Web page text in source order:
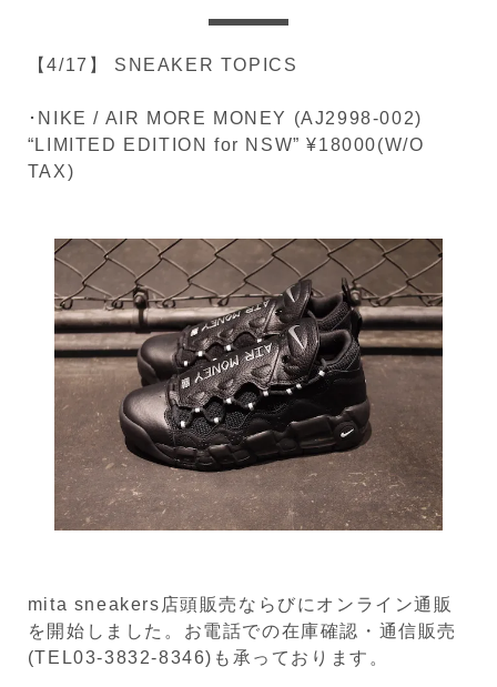
【4/17】 SNEAKER TOPICS
･NIKE / AIR MORE MONEY (AJ2998-002)
“LIMITED EDITION for NSW” ¥18000(W/O
TAX)
mita sneakers店頭販売ならびにオンライン通販
を開始しました。お電話での在庫確認・通信販売
(TEL03-3832-8346)も承っております。